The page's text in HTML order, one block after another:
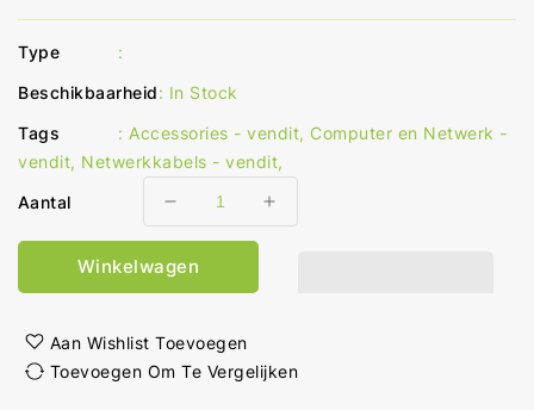
Type
:
Beschikbaarheid: In Stock
Tags
: Accessories - vendit, Computer en Netwerk -
vendit, Netwerkkabels - vendit,
Aantal
Aantal
verlagen
voor
CAT7
S/FTP
RJ45
Male
Aantal
RJ45
Male
Winkelwagen
Aan Wishlist Toevoegen
Toevoegen Om Te Vergelijken